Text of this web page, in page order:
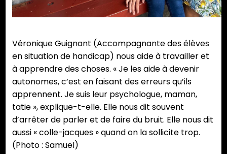
Véronique Guignant (Accompagnante des élèves
en situation de handicap) nous aide à travailler et
à apprendre des choses. « Je les aide à devenir
autonomes, c’est en faisant des erreurs qu’ils
apprennent. Je suis leur psychologue, maman,
tatie », explique-t-elle. Elle nous dit souvent
d’arrêter de parler et de faire du bruit. Elle nous dit
aussi « colle-jacques » quand on la sollicite trop.
(Photo : Samuel)